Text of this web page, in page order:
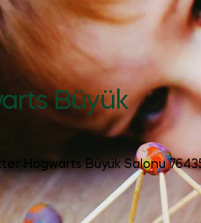
Büyük
Hogwarts Büyük Salonu